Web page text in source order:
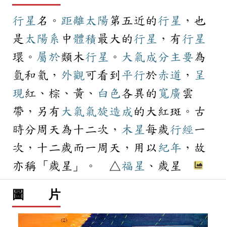
行星 名。 距離 太陽 第五近的行星
，也
是 太陽系 中 體積最大的行星 ，有行星
環。 屬於類木行星 。 大氣 成分 主要為
氫和氦， 外觀可看到 平行於赤道 ，
呈
現紅、棕、黃、 白色各異的 寬廣 雲
帶，另有 大氣 氣旋造成 的大紅斑。古
時分周天為十二次， 木星 每歲行經一
次，十二歲而一周天，用以紀年 ，故
亦稱「歲星」。 △福星 、歲星
圖 片